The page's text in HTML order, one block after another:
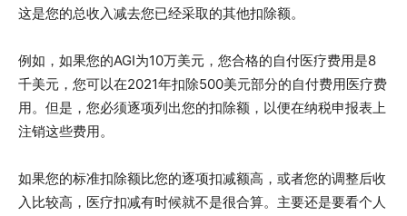
这是您的总收入减去您已经采取的其他扣除额。
例如，如果您的AGI为10万美元，您合格的自付医疗费用是8
千美元，您可以在2021年扣除500美元部分的自付费用医疗费
用。但是，您必须逐项列出您的扣除额，以便在纳税申报表上
注销这些费用。
如果您的标准扣除额比您的逐项扣减额高，或者您的调整后收
入比较高，医疗扣减有时候就不是很合算。主要还是要看个人